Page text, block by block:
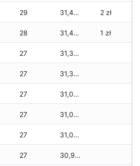
29 31,435 zł 2 zł
28 31,428 zł 1 zł
27 31,343 zł
27 31,343 zł
27 31,079 zł
27 31,072 zł
27 31,027 zł
27 30,948 zł